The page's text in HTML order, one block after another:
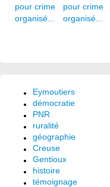
pour crime
organisé...
Eymoutiers
démocratie
PNR
ruralité
géographie
Creuse
Gentioux
histoire
témoignage